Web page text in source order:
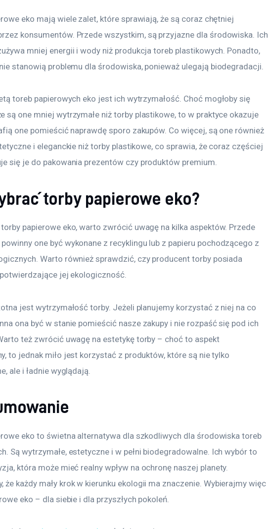
eko mają wiele zalet, które sprawiają, że są coraz chętniej
konsumentów. Przede wszystkim, są przyjazne dla środowiska. Ich
mniej energii i wody niż produkcja toreb plastikowych. Ponadto,
stanowią problemu dla środowiska, ponieważ ulegają biodegradacji.
toreb papierowych eko jest ich wytrzymałość. Choć mogłoby się
są one mniej wytrzymałe niż torby plastikowe, to w praktyce okazuje
one pomieścić naprawdę sporo zakupów. Co więcej, są one również
i eleganckie niż torby plastikowe, co sprawia, że coraz częściej
się je do pakowania prezentów czy produktów premium.
torby papierowe eko?
papierowe eko, warto zwrócić uwagę na kilka aspektów. Przede
one być wykonane z recyklingu lub z papieru pochodzącego z
Warto również sprawdzić, czy producent torby posiada
jej ekologiczność.
jest wytrzymałość torby. Jeżeli planujemy korzystać z niej na co
ona być w stanie pomieścić nasze zakupy i nie rozpaść się pod ich
też zwrócić uwagę na estetykę torby – choć to aspekt
to jednak miło jest korzystać z produktów, które są nie tylko
ale i ładnie wyglądają.
eko to świetna alternatywa dla szkodliwych dla środowiska toreb
Są wytrzymałe, estetyczne i w pełni biodegradowalne. Ich wybór to
która może mieć realny wpływ na ochronę naszej planety.
że każdy mały krok w kierunku ekologii ma znaczenie. Wybierajmy więc
eko – dla siebie i dla przyszłych pokoleń.